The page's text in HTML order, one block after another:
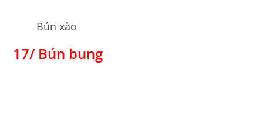
Bún xào
17/ Bún bung